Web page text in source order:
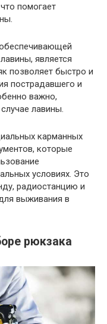
помогает
является
позволяет быстро и
пострадавшего и
важно,
лавины.
карманных
которые
условиях. Это
радиостанцию и
выживания в
рюкзака